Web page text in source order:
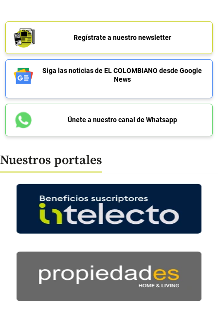
Regístrate a nuestro newsletter
Siga las noticias de EL COLOMBIANO desde Google
News
Únete a nuestro canal de Whatsapp
Nuestros portales